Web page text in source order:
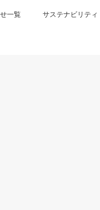
一覧 サステナビリティ